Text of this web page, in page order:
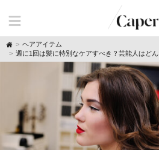
H
o
m
ヘアアイテム
週に1回は髪に特別なケアすべき？芸能人はど